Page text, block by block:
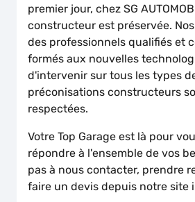
premier jour, chez SG
constructeur est préservée.
des professionnels qualifiés et
formés aux nouvelles
d'intervenir sur tous les types
préconisations constructeurs
respectées.
Votre Top Garage est là pour
répondre à l'ensemble de vos
pas à nous contacter, prendre
faire un devis depuis notre site